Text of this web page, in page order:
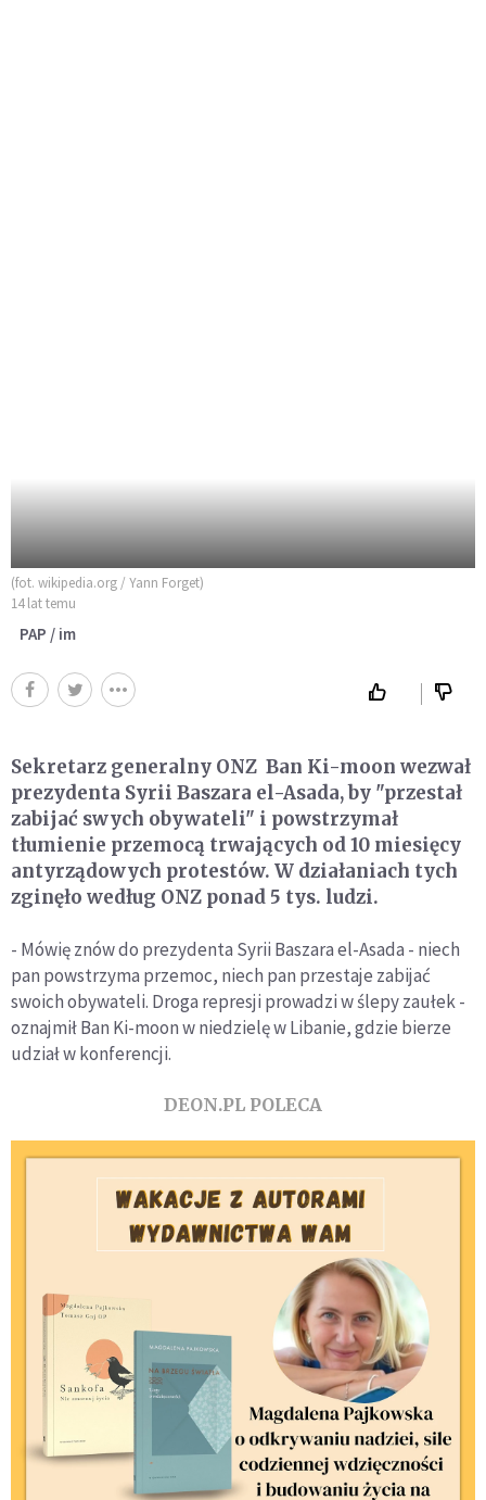
(fot. wikipedia.org / Yann Forget)
14 lat temu
PAP / im
Sekretarz generalny ONZ Ban Ki-moon wezwał
prezydenta Syrii Baszara el-Asada, by "przestał
zabijać swych obywateli" i powstrzymał
tłumienie przemocą trwających od 10 miesięcy
antyrządowych protestów. W działaniach tych
zginęło według ONZ ponad 5 tys. ludzi.
- Mówię znów do prezydenta Syrii Baszara el-Asada - niech
pan powstrzyma przemoc, niech pan przestaje zabijać
swoich obywateli. Droga represji prowadzi w ślepy zaułek -
oznajmił Ban Ki-moon w niedzielę w Libanie, gdzie bierze
udział w konferencji.
DEON.PL POLECA